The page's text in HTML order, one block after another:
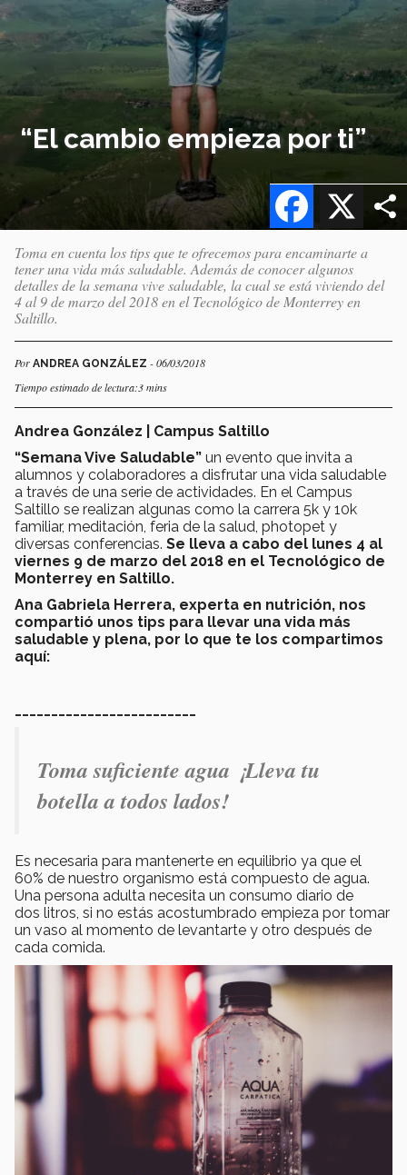
“El cambio empieza por ti”
X
Facebook
Toma en cuenta los tips que te ofrecemos para encaminarte a
tener una vida más saludable. Además de conocer algunos
detalles de la semana vive saludable, la cual se está viviendo del
4 al 9 de marzo del 2018 en el Tecnológico de Monterrey en
Saltillo.
Por ANDREA GONZÁLEZ - 06/03/2018
Tiempo estimado de lectura:3 mins
Andrea González | Campus Saltillo
“Semana Vive Saludable” un evento que invita a
alumnos y colaboradores a disfrutar una vida saludable
a través de una serie de actividades. En el Campus
Saltillo se realizan algunas como la carrera 5k y 10k
familiar, meditación, feria de la salud, photopet y
diversas conferencias. Se lleva a cabo del lunes 4 al
viernes 9 de marzo del 2018 en el Tecnológico de
Monterrey en Saltillo.
Ana Gabriela Herrera, experta en nutrición, nos
compartió unos tips para llevar una vida más
saludable y plena, por lo que te los compartimos
aquí:
Toma suficiente agua ¡Lleva tu
botella a todos lados!
Es necesaria para mantenerte en equilibrio ya que el
60% de nuestro organismo está compuesto de agua.
Una persona adulta necesita un consumo diario de
dos litros, si no estás acostumbrado empieza por tomar
un vaso al momento de levantarte y otro después de
cada comida.